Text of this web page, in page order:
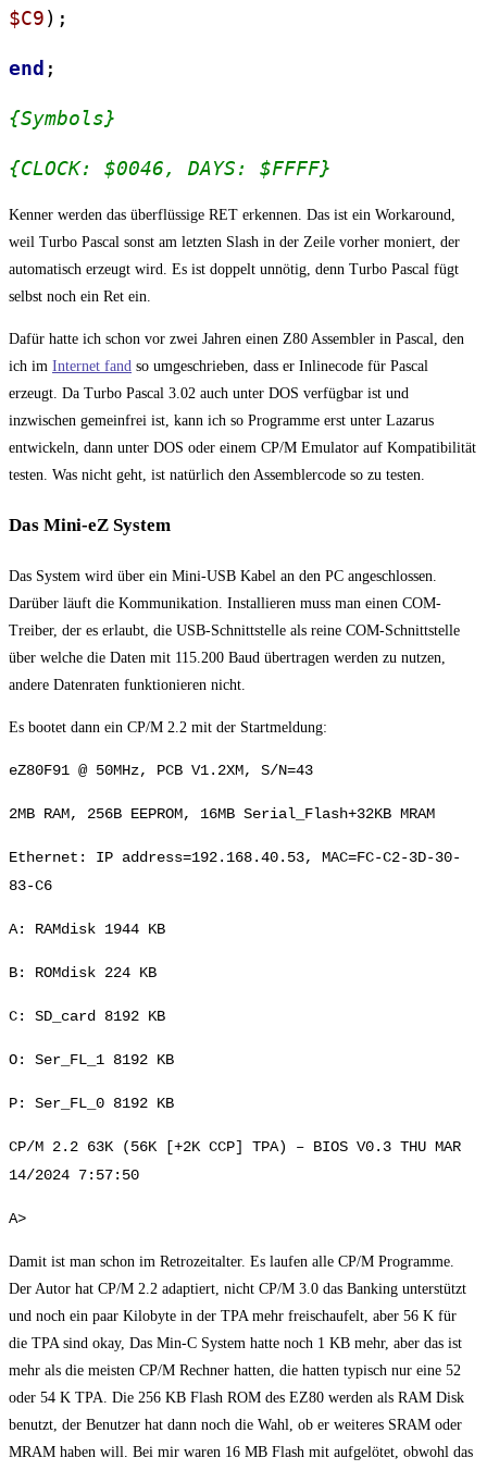
$C9);
end ;
{Symbols}
{CLOCK: $0046, DAYS: $FFFF}
Kenner werden das überflüssige RET erkennen. Das ist ein Workaround,
weil Turbo Pascal sonst am letzten Slash in der Zeile vorher moniert, der
automatisch erzeugt wird. Es ist doppelt unnötig, denn Turbo Pascal fügt
selbst noch ein Ret ein.
Dafür hatte ich schon vor zwei Jahren einen Z80 Assembler in Pascal, den
ich im Internet fand so umgeschrieben, dass er Inlinecode für Pascal
erzeugt. Da Turbo Pascal 3.02 auch unter DOS verfügbar ist und
inzwischen gemeinfrei ist, kann ich so Programme erst unter Lazarus
entwickeln, dann unter DOS oder einem CP/M Emulator auf Kompatibilität
testen. Was nicht geht, ist natürlich den Assemblercode so zu testen.
Das Mini-eZ System
Das System wird über ein Mini-USB Kabel an den PC angeschlossen.
Darüber läuft die Kommunikation. Installieren muss man einen COM-
Treiber, der es erlaubt, die USB-Schnittstelle als reine COM-Schnittstelle
über welche die Daten mit 115.200 Baud übertragen werden zu nutzen,
andere Datenraten funktionieren nicht.
Es bootet dann ein CP/M 2.2 mit der Startmeldung:
eZ80F91 @ 50MHz, PCB V1.2XM, S/N=43
2MB RAM, 256B EEPROM, 16MB Serial_Flash+32KB MRAM
Ethernet: IP address=192.168.40.53, MAC=FC-C2-3D-30-
83-C6
A: RAMdisk 1944 KB
B: ROMdisk 224 KB
C: SD_card 8192 KB
O: Ser_FL_1 8192 KB
P: Ser_FL_0 8192 KB
CP/M 2.2 63K (56K [+2K CCP] TPA) – BIOS V0.3 THU MAR
14/2024 7:57:50
A>
Damit ist man schon im Retrozeitalter. Es laufen alle CP/M Programme.
Der Autor hat CP/M 2.2 adaptiert, nicht CP/M 3.0 das Banking unterstützt
und noch ein paar Kilobyte in der TPA mehr freischaufelt, aber 56 K für
die TPA sind okay, Das Min-C System hatte noch 1 KB mehr, aber das ist
mehr als die meisten CP/M Rechner hatten, die hatten typisch nur eine 52
oder 54 K TPA. Die 256 KB Flash ROM des EZ80 werden als RAM Disk
benutzt, der Benutzer hat dann noch die Wahl, ob er weiteres SRAM oder
MRAM haben will. Bei mir waren 16 MB Flash mit aufgelötet, obwohl das